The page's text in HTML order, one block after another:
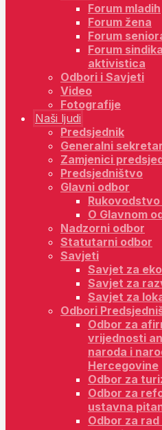
Forum mladih
Forum žena
Forum
Forum
aktivistica
Odbori i Savjeti
Video
Fotografije
Naši ljudi
Predsjednik
Generalni sekretar
Zamjenici
Predsjedništvo
Glavni odbor
O Glavnom
Nadzorni odbor
Statutarni odbor
Savjeti
Savjet za
Savjet za
Savjet za
Odbori
Odbor za
vrijednosti
naroda i
Hercegovine
Odbor za
Odbor za
ustavna
Odbor za